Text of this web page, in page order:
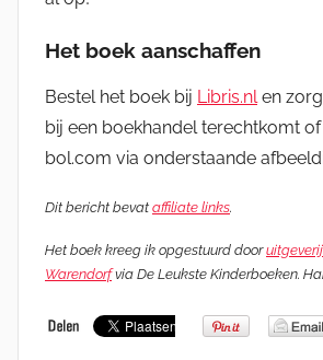
Het boek aanschaffen
Bestel het boek bij Libris.nlen
bij een boekhandel terechtkomt
bol.com via onderstaande
Dit bericht bevat affiliate links.
Het boek kreeg ik opgestuurd door
Warendorfvia De Leukste Kinderboeken.